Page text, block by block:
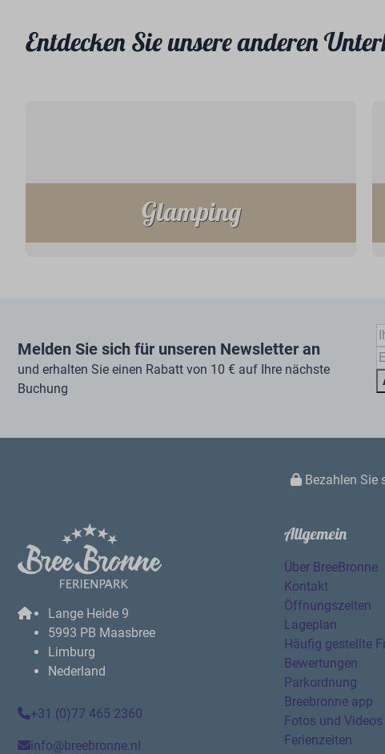
Entdecken Sie unsere anderen
Glamping
Melden Sie sich für unseren Newsletter an
und erhalten Sie einen Rabatt von 10 € auf Ihre nächste
Buchung
Bezahlen Sie
Lange Heide 9
5993 PB Maasbree
Limburg
Nederland
+31 (0)77 465 2360
info@breebronne.nl
Allgemein
Über BreeBronne
Kontakt
Öffnungszeiten
Lageplan
Häufig gestellte
Bewertungen
Parkordnung
Breebronne app
Fotos und Videos
Ferienzeiten